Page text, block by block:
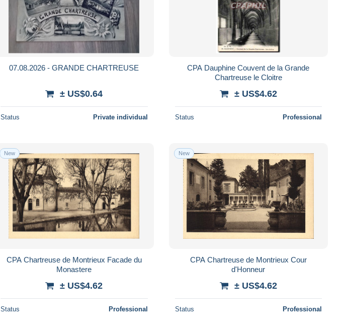
07.08.2026 - GRANDE CHARTREUSE
± US$0.64
Status Private individual
CPA Dauphine Couvent de la Grande
Chartreuse le Cloitre
± US$4.62
Status Professional
New
CPA Chartreuse de Montrieux Facade du
Monastere
± US$4.62
Status Professional
New
CPA Chartreuse de Montrieux Cour
d'Honneur
± US$4.62
Status Professional